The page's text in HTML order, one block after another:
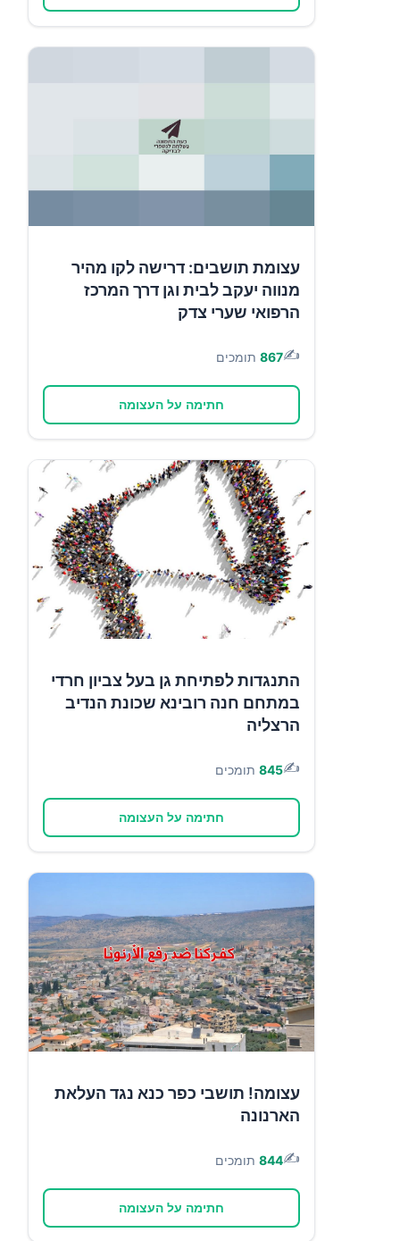
עצומת תושבים: דרישה לקו מהיר
מנווה יעקב לבית וגן דרך המרכז
הרפואי שערי צדק
✍️
867 תומכים
חתימה על העצומה
התנגדות לפתיחת גן בעל צביון חרדי
במתחם חנה רובינא שכונת הנדיב
הרצליה
✍️
845 תומכים
חתימה על העצומה
עצומה! תושבי כפר כנא נגד העלאת
הארנונה
✍️
844 תומכים
חתימה על העצומה